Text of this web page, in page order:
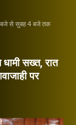
बजे से सुबह 4 बजे तक
सख्त, रात
पर